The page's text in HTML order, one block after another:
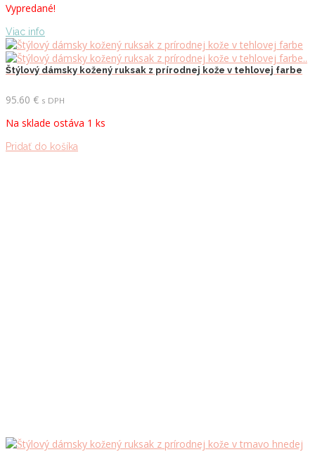
Vypredané!
Viac info
Štýlový dámsky kožený ruksak z prírodnej kože v tehlovej farbe
95.60 € s DPH
Na sklade ostáva 1 ks
Pridať do košíka